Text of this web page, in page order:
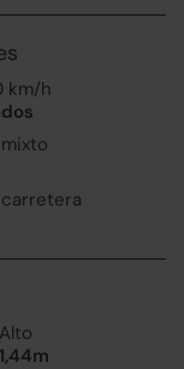
km/h
Alto
1,44m